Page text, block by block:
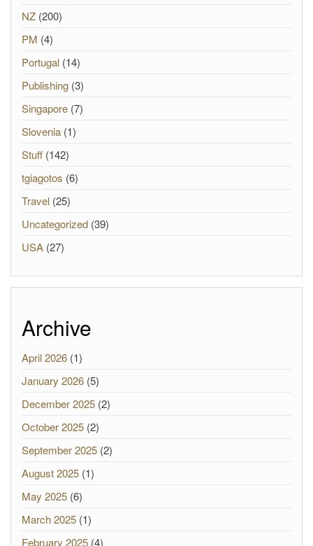
NZ (200)
PM (4)
Portugal (14)
Publishing (3)
Singapore (7)
Slovenia (1)
Stuff (142)
tgiagotos (6)
Travel (25)
Uncategorized (39)
USA (27)
Archive
April 2026 (1)
January 2026 (5)
December 2025 (2)
October 2025 (2)
September 2025 (2)
August 2025 (1)
May 2025 (6)
March 2025 (1)
February 2025 (4)